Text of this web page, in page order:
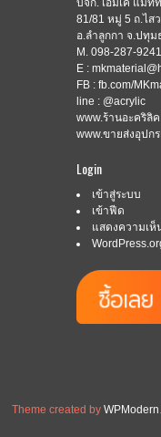
บจก. เอ็มเค แมท
81/81 หมู่ 5 ถ.ไส
อ.ลำลูกกา จ.ปทุม
M. 098-287-
E :
FB : fb.com/
line : @acrylic
www.ร้านอะคริลิ
www.ขายส่งอุปก
Login
เข้าสู่ระบบ
เข้าฟีด
แสดงความเห็
Theme created byWPModern